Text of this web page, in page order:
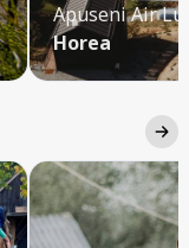
Apuseni Air
Horea